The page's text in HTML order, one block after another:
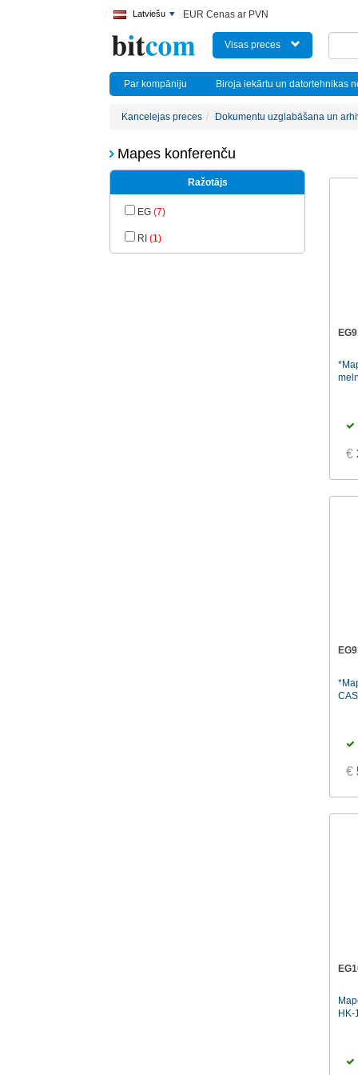
Latviešu EUR Cenas ar PVN
Visas preces
Par kompāniju Biroja iekārtu un datortehnikas
Kancelejas preces Dokumentu uzglabāšana un
Mapes konferenču
Ražotājs
EG (7)
RI (1)
€
€
HK-